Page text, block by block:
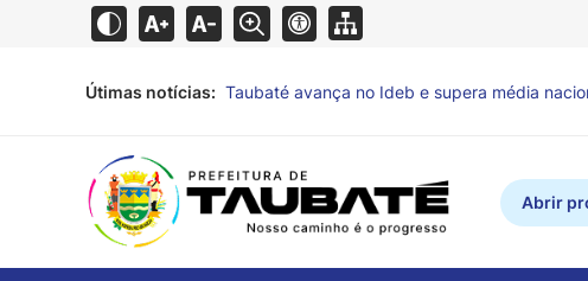
Útimas notícias: Taubaté avança no Ideb e supera média
Abrir